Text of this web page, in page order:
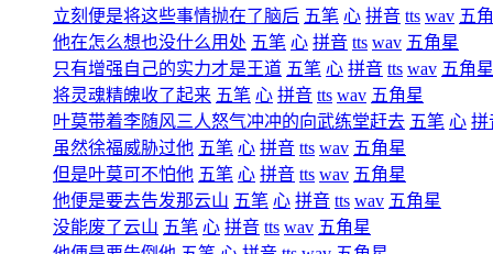
立刻便是将这些事情抛在了脑后 五笔 心 拼音 tts wav 五
他在怎么想也没什么用处 五笔 心 拼音 tts wav 五角星
只有增强自己的实力才是王道 五笔 心 拼音 tts wav 五角星
将灵魂精魄收了起来 五笔 心 拼音 tts wav 五角星
叶莫带着李随风三人怒气冲冲的向武练堂赶去 五笔 心 拼
虽然徐福威胁过他 五笔 心 拼音 tts wav 五角星
但是叶莫可不怕他 五笔 心 拼音 tts wav 五角星
他便是要去告发那云山 五笔 心 拼音 tts wav 五角星
没能废了云山 五笔 心 拼音 tts wav 五角星